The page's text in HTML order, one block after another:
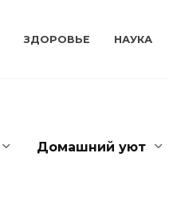
ЗДОРОВЬЕ НАУКА
Домашний уют